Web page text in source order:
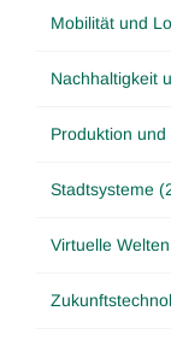
Mobilität und
Nachhaltigkeit
Produktion
Stadtsysteme
Virtuelle